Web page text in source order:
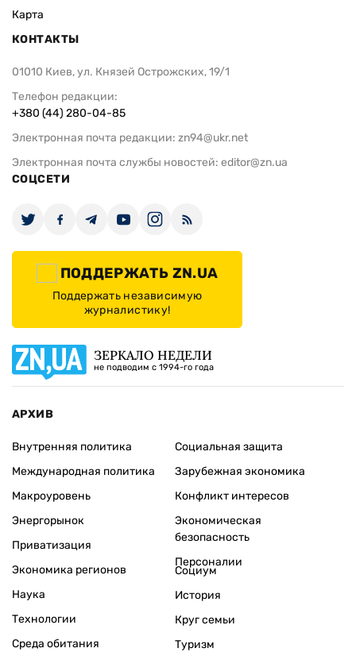
Карта
КОНТАКТЫ
01010 Киев, ул. Князей Острожских, 19/1
Телефон редакции:
+380 (44) 280-04-85
Электронная почта редакции: zn94@ukr.net
Электронная почта службы новостей: editor@zn.ua
СОЦСЕТИ
ПОДДЕРЖАТЬ ZN.UA
Поддержать независимую
журналистику!
ЗЕРКАЛО НЕДЕЛИ
не подводим с 1994-го года
АРХИВ
Внутренняя политика
Международная политика
Макроуровень
Энергорынок
Приватизация
Экономика регионов
Социальная защита
Зарубежная экономика
Конфликт интересов
Экономическая
безопасность
Персоналии
Наука
Технологии
Среда обитания
Социум
История
Круг семьи
Туризм